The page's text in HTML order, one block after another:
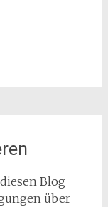
Blog
über